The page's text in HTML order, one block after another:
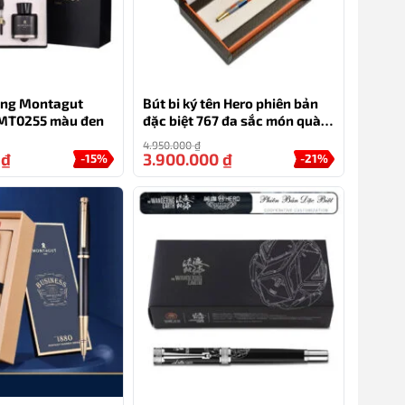
Montagut
màu đen
-15%
₫
Bút bi ký tên Hero phiên bản
đặc biệt 767 đa sắc món quà
4.950.000₫
-21%
3.900.000₫